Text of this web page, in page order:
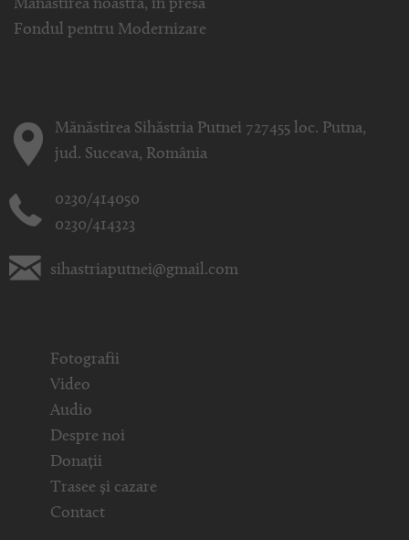
Mănăstirea noastră, în presă
Fondul pentru Modernizare
Mănăstirea Sihăstria Putnei 727455 loc. Putna,
jud. Suceava, România
0230/414050
0230/414323
sihastriaputnei@gmail.com
Fotografii
Video
Audio
Despre noi
Donații
Trasee și cazare
Contact